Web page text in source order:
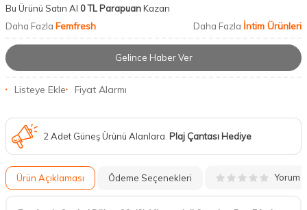
Bu Ürünü Satın Al 0 TL ParapuanKazan
Daha Fazla Femfresh Daha Fazla İntim Ürünleri
Gelince Haber Ver
Listeye Ekle Fiyat Alarmı
2 Adet Güneş Ürünü Alanlara Plaj Çantası Hediye
Ürün Açıklaması Ödeme Seçenekleri Yorum